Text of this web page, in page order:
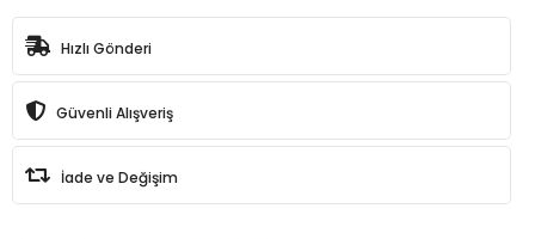
Hızlı Gönderi
Güvenli Alışveriş
İade ve Değişim